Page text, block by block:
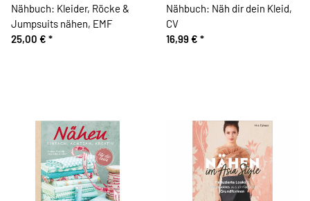
Nähbuch: Kleider, Röcke &
Jumpsuits nähen, EMF
25,00 € *
Nähbuch: Näh dir dein Kleid,
CV
16,99 € *